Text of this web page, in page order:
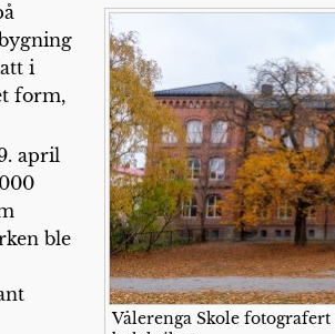
Vålerenga Skole
i
form,
april
ble